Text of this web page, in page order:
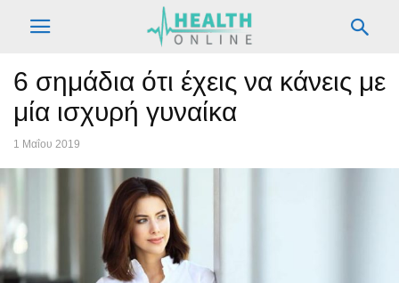
6 σημάδια ότι έχεις να κάνεις με
μία ισχυρή γυναίκα
1 Μαΐου 2019